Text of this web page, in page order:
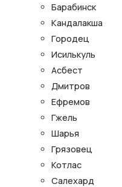
Барабинск
Кандалакша
Городец
Исилькуль
Асбест
Дмитров
Ефремов
Гжель
Шарья
Грязовец
Котлас
Салехард